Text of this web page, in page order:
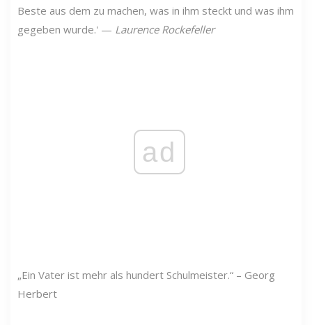
Beste aus dem zu machen, was in ihm steckt und was ihm
gegeben wurde.' — Laurence Rockefeller
ad
„Ein Vater ist mehr als hundert Schulmeister.“ – Georg
Herbert